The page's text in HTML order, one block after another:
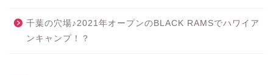
千葉の穴場♪2021年オープンのBLACK RAMSでハワイア
ンキャンプ！？